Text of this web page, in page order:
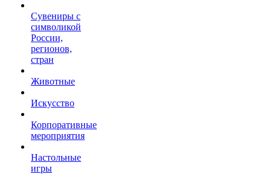
Сувениры с
символикой
России,
регионов,
стран
Животные
Искусство
Корпоративные
мероприятия
Настольные
игры